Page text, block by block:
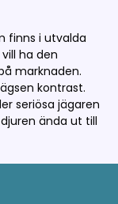
finns i utvalda
ha den
marknaden.
kontrast.
seriösa jägaren
ända ut till